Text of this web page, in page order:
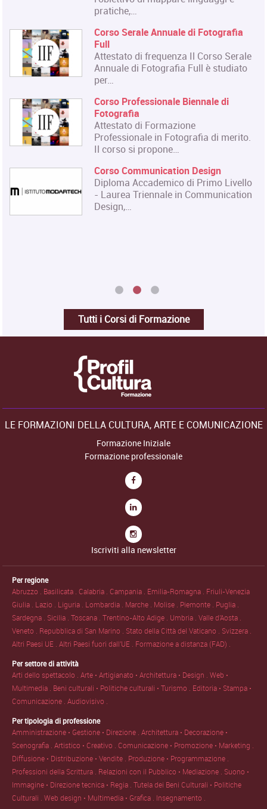
pratiche,…
Corso Serale Annuale di Fotografia
Full
Attestato di frequenza Il Corso Serale
Annuale di Fotografia Full è studiato
per…
Corso Professionale Biennale di
Fotografia
Attestato di Formazione
Professionale in Fotografia di merito.
Il corso si propone…
Corso Communication Design
Diploma Accademico di Primo Livello
- Laurea Triennale in Communication
Design,…
Tutti i Corsi di Formazione
LE FORMAZIONI DELLA CULTURA, ARTE E COMUNICAZIONE
Formazione Iniziale
Formazione professionale
Iscriviti alla newsletter
Per regione
Abruzzo . Basilicata .Calabria .Campania . Emilia-Romagna . Friuli-Venezia
Giulia . Lazio . Liguria . Lombardia . Marche . Molise . Piemonte . Puglia .
Sardegna . Sicilia .Toscana .Trentino-Alto Adige . Umbria .Valle d'Aosta .
Veneto . Repubblica di San Marino . Stato della Città del Vaticano . Svizzera .
Altri Paesi UE .Altri Paesi fuori dall'UE . Formazione a distanza (FAD) .
Per settore di attività
Arti dello spettacolo .Arte • Artigianato • Architettura • Design .Web •
Multimedia . Beni culturali • Politiche culturali • Turismo . Editoria • Stampa •
Comunicazione .Audiovisivo .
Per tipologia di professione
Amministrazione • Gestione • Direzione .Architettura • Decorazione •
Scenografia .Artistico • Creativo .Comunicazione • Promozione • Marketing .
Diffusione • Distribuzione • Vendite . Produzione • Programmazione .
Professioni della Scrittura . Relazioni con il Pubblico • Mediazione . Suono •
Immagine • Direzione tecnica • Regia .Tutela dei Beni Culturali • Politiche
Culturali .Web design • Multimedia • Grafica . Insegnamento .